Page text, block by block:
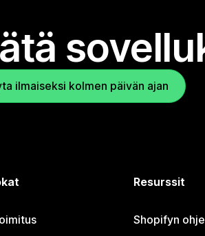
ilmaiseksi kolmen päivän ajan
Resurssit
Shopifyn